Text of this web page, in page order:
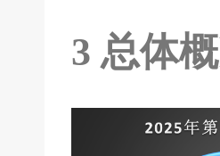
3 总体